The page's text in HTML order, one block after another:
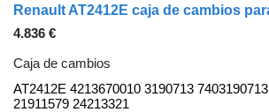
4.836 €
Caja de cambios
AT2412E 4213670010 3190713 7403190713
21911579 24213321